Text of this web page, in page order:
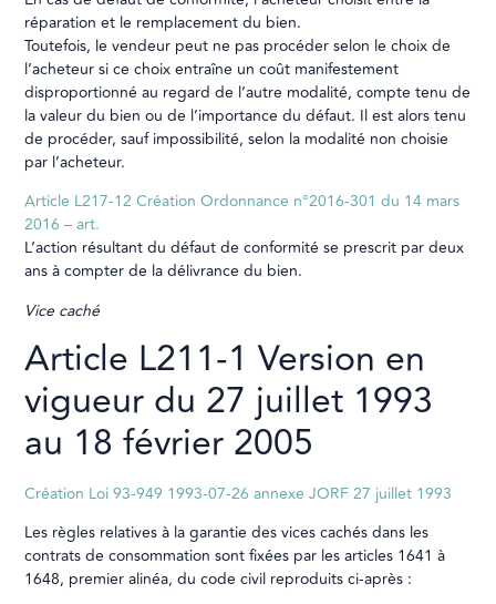
réparation et le remplacement du bien.
Toutefois, le vendeur peut ne pas procéder selon le choix de
l’acheteur si ce choix entraîne un coût manifestement
disproportionné au regard de l’autre modalité, compte tenu de
la valeur du bien ou de l’importance du défaut. Il est alors tenu
de procéder, sauf impossibilité, selon la modalité non choisie
par l’acheteur.
Article L217-12 Création Ordonnance n°2016-301 du 14 mars
2016 – art.
L’action résultant du défaut de conformité se prescrit par deux
ans à compter de la délivrance du bien.
Vice caché
Article L211-1 Version en
vigueur du 27 juillet 1993
au 18 février 2005
Création Loi 93-949 1993-07-26 annexe JORF 27 juillet 1993
Les règles relatives à la garantie des vices cachés dans les
contrats de consommation sont fixées par les articles 1641 à
1648, premier alinéa, du code civil reproduits ci-après :